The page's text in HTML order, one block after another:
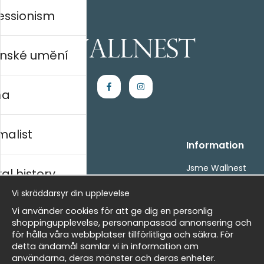
Kontakta oss
- Returer och återbetalningar
- Leverans - enkelt, snabbt &amp; gratis
Om cookies
Mina favoriter
Information
Jsme Wallnest
Newsletter
umění
history
Vi skräddarsyr din upplevelse
Vi använder cookies för att ge dig en personlig
shoppingupplevelse, personanpassad annonsering och
för hålla våra webbplatser tillförlitliga och säkra. För
detta ändamål samlar vi in information om
användarna, deras mönster och deras enheter.